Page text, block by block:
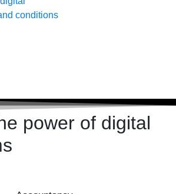
conditions
power of digital